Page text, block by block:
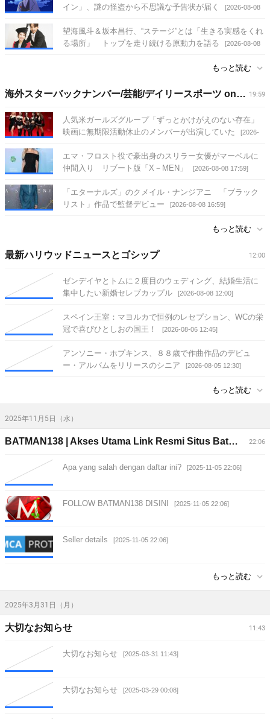
イン」、謎の怪盗から不思議な予告状が届く
[2026-08-08
望海風斗＆坂本昌行、“ステージ”とは「生きる実感をくれ
る場所」 トップを走り続ける原動力を語る
[2026-08-08
もっと読む
19:59
海外スターバックナンバー/芸能/デイリースポーツ online
人気米ガールズグループ「ずっとかけがえのない存在」
映画に無期限活動休止のメンバーが出演していた
[2026-
エマ・フロスト役で豪出身のスリラー女優がマーベルに
仲間入り リブート版「X－MEN」
[2026-08-08 17:59]
「エターナルズ」のクメイル・ナンジアニ 「ブラック
リスト」作品で監督デビュー
[2026-08-08 16:59]
もっと読む
12:00
最新ハリウッドニュースとゴシップ
ゼンデイヤとトムに２度目のウェディング、結婚生活に
集中したい新婚セレブカップル
[2026-08-08 12:00]
スペイン王室：マヨルカで恒例のレセプション、WCの栄
冠で喜びひとしおの国王！
[2026-08-06 12:45]
アンソニー・ホプキンス、８８歳で作曲作品のデビュ
ー・アルバムをリリースのシニア
[2026-08-05 12:30]
もっと読む
2025年11月5日（水）
22:06
BATMAN138 | Akses Utama Link Resmi Situs Batman138 Slot Terpercaya
Apa yang salah dengan daftar ini? [2025-11-05 22:06]
FOLLOW BATMAN138 DISINI [2025-11-05 22:06]
Seller details [2025-11-05 22:06]
もっと読む
2025年3月31日（月）
11:43
大切なお知らせ
大切なお知らせ [2025-03-31 11:43]
大切なお知らせ [2025-03-29 00:08]